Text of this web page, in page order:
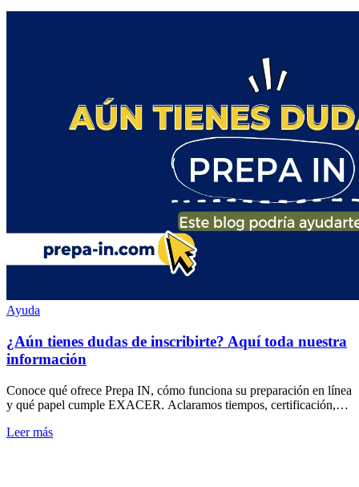
Ayuda
¿Aún tienes dudas de inscribirte? Aquí toda nuestra
información
Conoce qué ofrece Prepa IN, cómo funciona su preparación en línea
y qué papel cumple EXACER. Aclaramos tiempos, certificación,
Leer más